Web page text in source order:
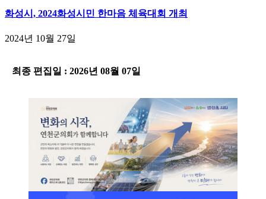
화성시, 2024화성시민 한마음 체육대회 개최
2024년 10월 27일
최종 편집일 : 2026년 08월 07일